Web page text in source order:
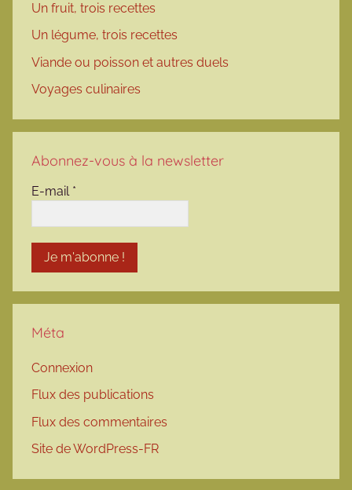
Un fruit, trois recettes
Un légume, trois recettes
Viande ou poisson et autres duels
Voyages culinaires
Abonnez-vous à la newsletter
E-mail *
Méta
Connexion
Flux des publications
Flux des commentaires
Site de WordPress-FR